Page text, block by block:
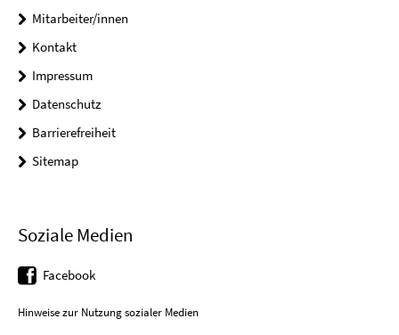
Mitarbeiter/innen
Kontakt
Impressum
Datenschutz
Barrierefreiheit
Sitemap
Soziale Medien
Facebook
Hinweise zur Nutzung sozialer Medien